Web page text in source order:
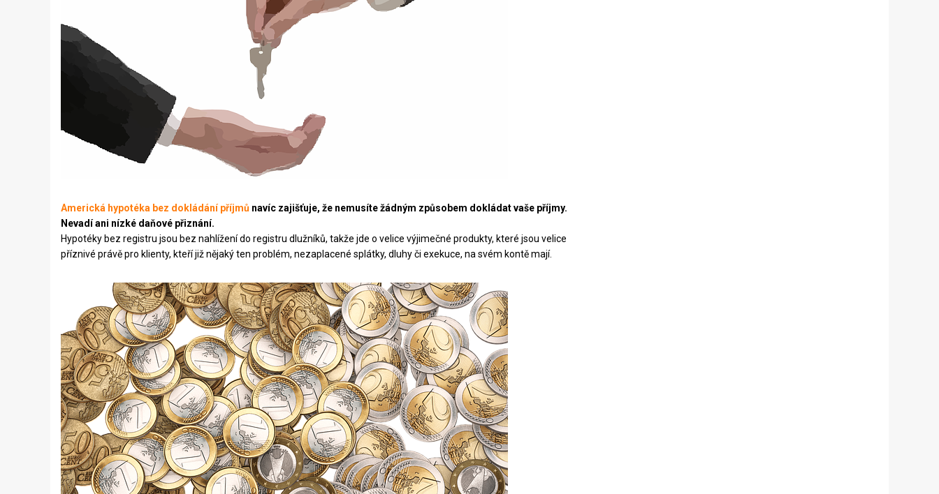
Americká hypotéka bez dokládání příjmů navíc zajišťuje, že nemusíte žádným způsobem dokládat vaše příjmy.
Nevadí ani nízké daňové přiznání.
Hypotéky bez registru jsou bez nahlížení do registru dlužníků, takže jde o velice výjimečné produkty, které jsou velice
příznivé právě pro klienty, kteří již nějaký ten problém, nezaplacené splátky, dluhy či exekuce, na svém kontě mají.